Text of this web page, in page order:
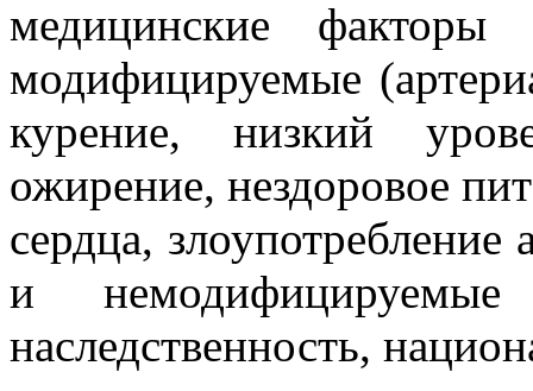
медицинские
модифицируемые
курение, низкий
ожирение, нездоровое
сердца, злоупотребление
и
наследственность,